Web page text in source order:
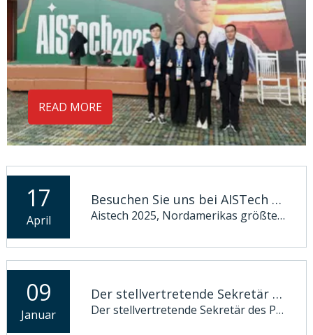
READ MORE
17
April
Besuchen Sie uns bei AISTech 2025!
Aistech 2025, Nordamerikas größte Jahreskonferenz und Ausstellung für Eisen & Steel, ist gleich um die Ecke. Es wird vom 5. bis 8. Mai abgehalten, 2025 im Music City Center in Nashville, USA. Dieser führende globale Die Ereignis in der Eisen- und Stahlindustrie wird in der neuesten Spitze stehen Technolo
09
Januar
Der stellvertretende Sekretär und Gouverneur des Parteikomitees der Provinz Hunan, Mao Weiming, und sein Gefolge besuchten Zhongke Electric zur Untersuchung.
Der stellvertretende Sekretär des Parteikomitees der Provinz Hunan und Gouverneur Mao Weiming und sein Gefolge besuchten Zhongke Electric zur Untersuchung.Am 3. Januar leitete Mao Weiming, stellvertretender Sekretär des Parteikomitees der Provinz Hunan und Gouverneur der Provinz Hunan, das Untersuchungsteam, um eine eingehende Untersuchung durchzuführen